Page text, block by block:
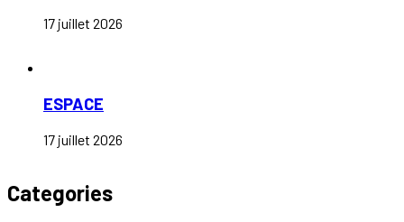
17 juillet 2026
ESPACE
17 juillet 2026
Categories